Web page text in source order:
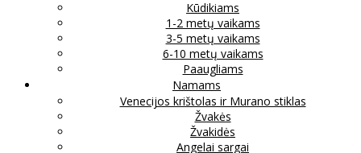
Kūdikiams
1-2 metų vaikams
3-5 metų vaikams
6-10 metų vaikams
Paaugliams
Namams
Venecijos krištolas ir Murano stiklas
Žvakės
Žvakidės
Angelai sargai